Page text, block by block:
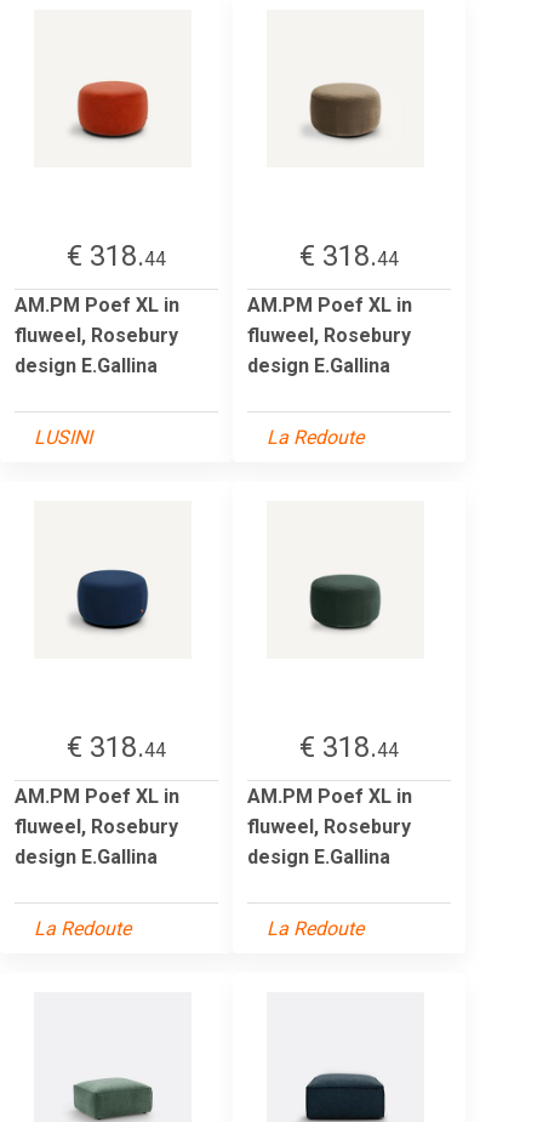
€ 318.44
AM.PM Poef XL in
fluweel, Rosebury
design E.Gallina
LUSINI
€ 318.44
AM.PM Poef XL in
fluweel, Rosebury
design E.Gallina
La Redoute
€ 318.44
AM.PM Poef XL in
fluweel, Rosebury
design E.Gallina
La Redoute
€ 318.44
AM.PM Poef XL in
fluweel, Rosebury
design E.Gallina
La Redoute